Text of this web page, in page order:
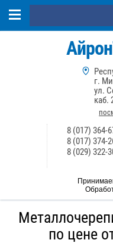
г.
ул.
каб.
8 (017) 364-
8 (017) 374-
8 (029) 322-
по цене